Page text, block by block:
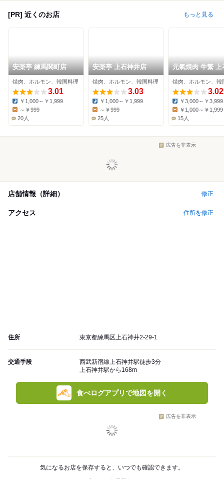
[PR] 近くのお店 もっと見る
安楽亭 練馬関町店
焼肉、ホルモン、韓国料理
3.01
Dinner:
￥1,000～￥1,999
Lunch:
～￥999
20人
安楽亭 上石神井店
焼肉、ホルモン、韓国料理
3.03
Dinner:
￥1,000～￥1,999
Lunch:
～￥999
25人
元氣焼肉 牛繁 上
井店
焼肉、ホルモン、韓
3.02
Dinner:
￥3,000～￥3,999
Lunch:
￥1,000～￥1,999
15人
広告を非表示
店舗情報（詳細） 修正
アクセス 住所を修正
住所 東京都練馬区上石神井2-29-1
交通手段
西武新宿線上石神井駅徒歩3分
上石神井駅から168m
食べログアプリで地図を開く
広告を非表示
気になるお店を保存すると、いつでも確認できます。